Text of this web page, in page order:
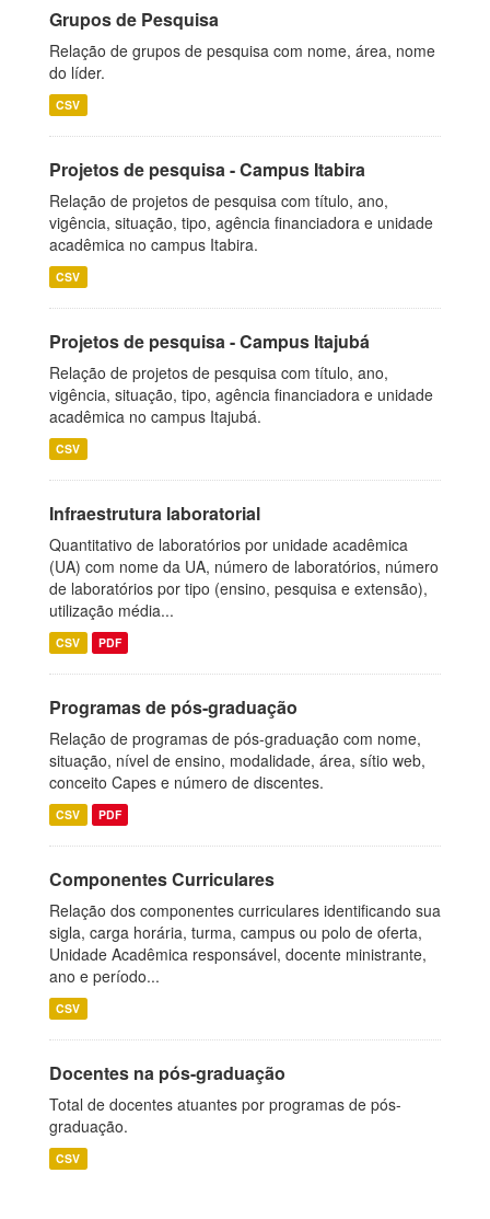
Grupos de Pesquisa
Relação de grupos de pesquisa com nome, área, nome
do líder.
CSV
Projetos de pesquisa - Campus Itabira
Relação de projetos de pesquisa com título, ano,
vigência, situação, tipo, agência financiadora e unidade
acadêmica no campus Itabira.
CSV
Projetos de pesquisa - Campus Itajubá
Relação de projetos de pesquisa com título, ano,
vigência, situação, tipo, agência financiadora e unidade
acadêmica no campus Itajubá.
CSV
Infraestrutura laboratorial
Quantitativo de laboratórios por unidade acadêmica
(UA) com nome da UA, número de laboratórios, número
de laboratórios por tipo (ensino, pesquisa e extensão),
utilização média...
CSV PDF
Programas de pós-graduação
Relação de programas de pós-graduação com nome,
situação, nível de ensino, modalidade, área, sítio web,
conceito Capes e número de discentes.
CSV PDF
Componentes Curriculares
Relação dos componentes curriculares identificando sua
sigla, carga horária, turma, campus ou polo de oferta,
Unidade Acadêmica responsável, docente ministrante,
ano e período...
CSV
Docentes na pós-graduação
Total de docentes atuantes por programas de pós-
graduação.
CSV